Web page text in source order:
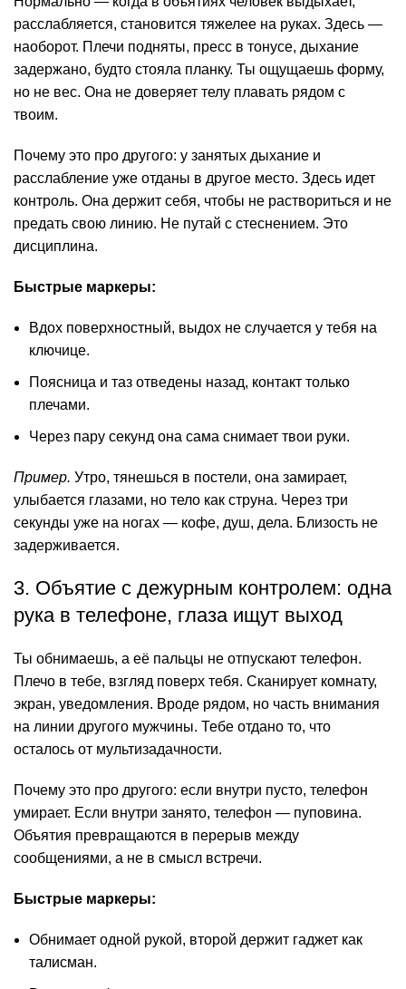
расслабляется, становится тяжелее на руках. Здесь —
наоборот. Плечи подняты, пресс в тонусе, дыхание
задержано, будто стояла планку. Ты ощущаешь форму,
но не вес. Она не доверяет телу плавать рядом с
твоим.
Почему это про другого: у занятых дыхание и
расслабление уже отданы в другое место. Здесь идет
контроль. Она держит себя, чтобы не раствориться и не
предать свою линию. Не путай с стеснением. Это
дисциплина.
Быстрые маркеры:
Вдох поверхностный, выдох не случается у тебя на
ключице.
Поясница и таз отведены назад, контакт только
плечами.
Через пару секунд она сама снимает твои руки.
Пример. Утро, тянешься в постели, она замирает,
улыбается глазами, но тело как струна. Через три
секунды уже на ногах — кофе, душ, дела. Близость не
задерживается.
3. Объятие с дежурным контролем: одна
рука в телефоне, глаза ищут выход
Ты обнимаешь, а её пальцы не отпускают телефон.
Плечо в тебе, взгляд поверх тебя. Сканирует комнату,
экран, уведомления. Вроде рядом, но часть внимания
на линии другого мужчины. Тебе отдано то, что
осталось от мультизадачности.
Почему это про другого: если внутри пусто, телефон
умирает. Если внутри занято, телефон — пуповина.
Объятия превращаются в перерыв между
сообщениями, а не в смысл встречи.
Быстрые маркеры:
Обнимает одной рукой, второй держит гаджет как
талисман.